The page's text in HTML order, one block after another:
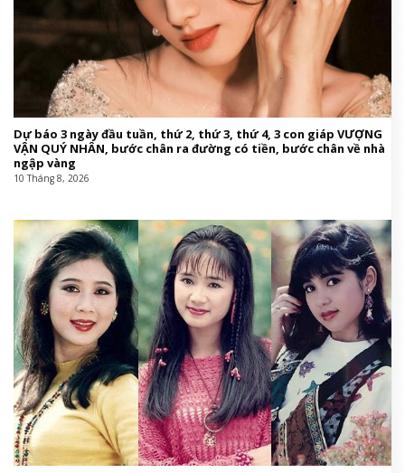
Dự báo 3 ngày đầu tuần, thứ 2, thứ 3, thứ 4, 3 con giáp VƯỢNG
VẬN QUÝ NHÂN, bước chân ra đường có tiền, bước chân về nhà
ngập vàng
10 Tháng 8, 2026